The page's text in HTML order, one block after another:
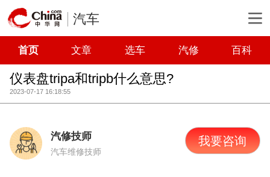
汽车
首页 文章 选车 汽修 百科
仪表盘tripa和tripb什么意思?
2023-07-17 16:18:55
汽修技师
汽车维修技师
我要咨询